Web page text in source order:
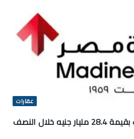
عقارات
مدينة مصر تحقق مبيعات بقيمة 28.4 مليار جنيه خلال النصف